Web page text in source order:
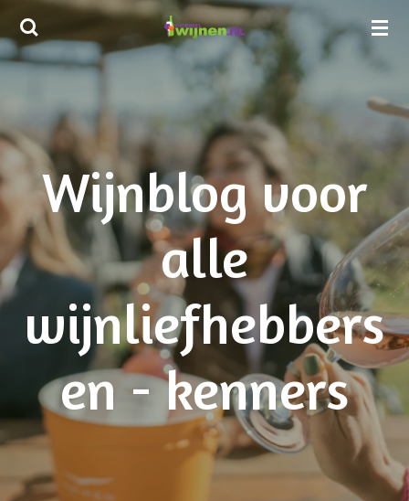
Ga
direct
naar
hoofdinhoud
Wijnblog voor
alle
wijnliefhebbers
en - kenners